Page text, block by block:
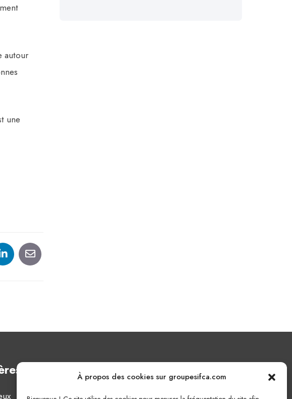
À propos des cookies sur groupesifca.com
autour
une
Nous écrire